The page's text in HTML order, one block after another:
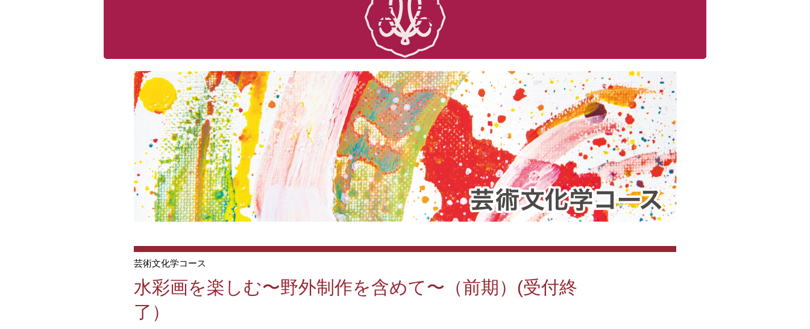
芸術文化学コース
水彩画を楽しむ〜野外制作を含めて〜（前期）(受付終
了）